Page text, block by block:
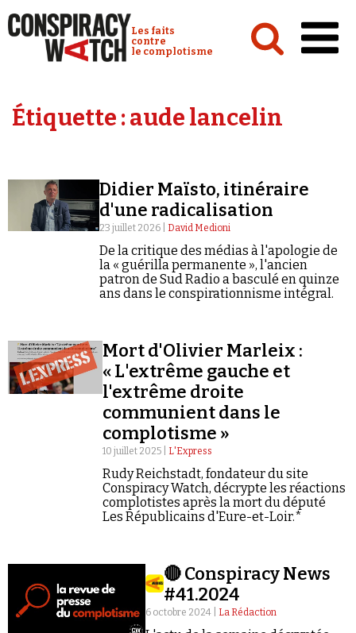
Conspiracy Watch :
Les faits
contre
le complotisme
Analyses
Vidéos
Émissions
Revues de presse
Newsletter
Faire un don
Demander à Vera
Étiquette :aude lancelin
Didier Maïsto, itinéraire
d'une radicalisation
23 juillet 2026 | David Medioni
De la critique des médias à l'apologie de
la « guérilla permanente », l'ancien
patron de Sud Radio a basculé en quinze
ans dans le conspirationnisme intégral.
Mort d'Olivier Marleix :
« L'extrême gauche et
l'extrême droite
communient dans le
complotisme »
10 juillet 2025 | L'Express
Rudy Reichstadt, fondateur du site
Conspiracy Watch, décrypte les réactions
complotistes après la mort du député
Les Républicains d'Eure-et-Loir.*
🔴 Conspiracy News
#41.2024
6 octobre 2024 | La Rédaction